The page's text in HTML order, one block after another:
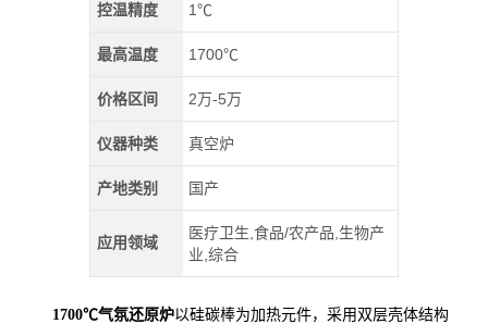
控温精度 1℃
最高温度 1700℃
价格区间 2万-5万
仪器种类 真空炉
产地类别 国产
应用领域
医疗卫生,食品/农产品,生物产
业,综合
1700℃气氛还原炉以硅碳棒为加热元件，采用双层壳体结构